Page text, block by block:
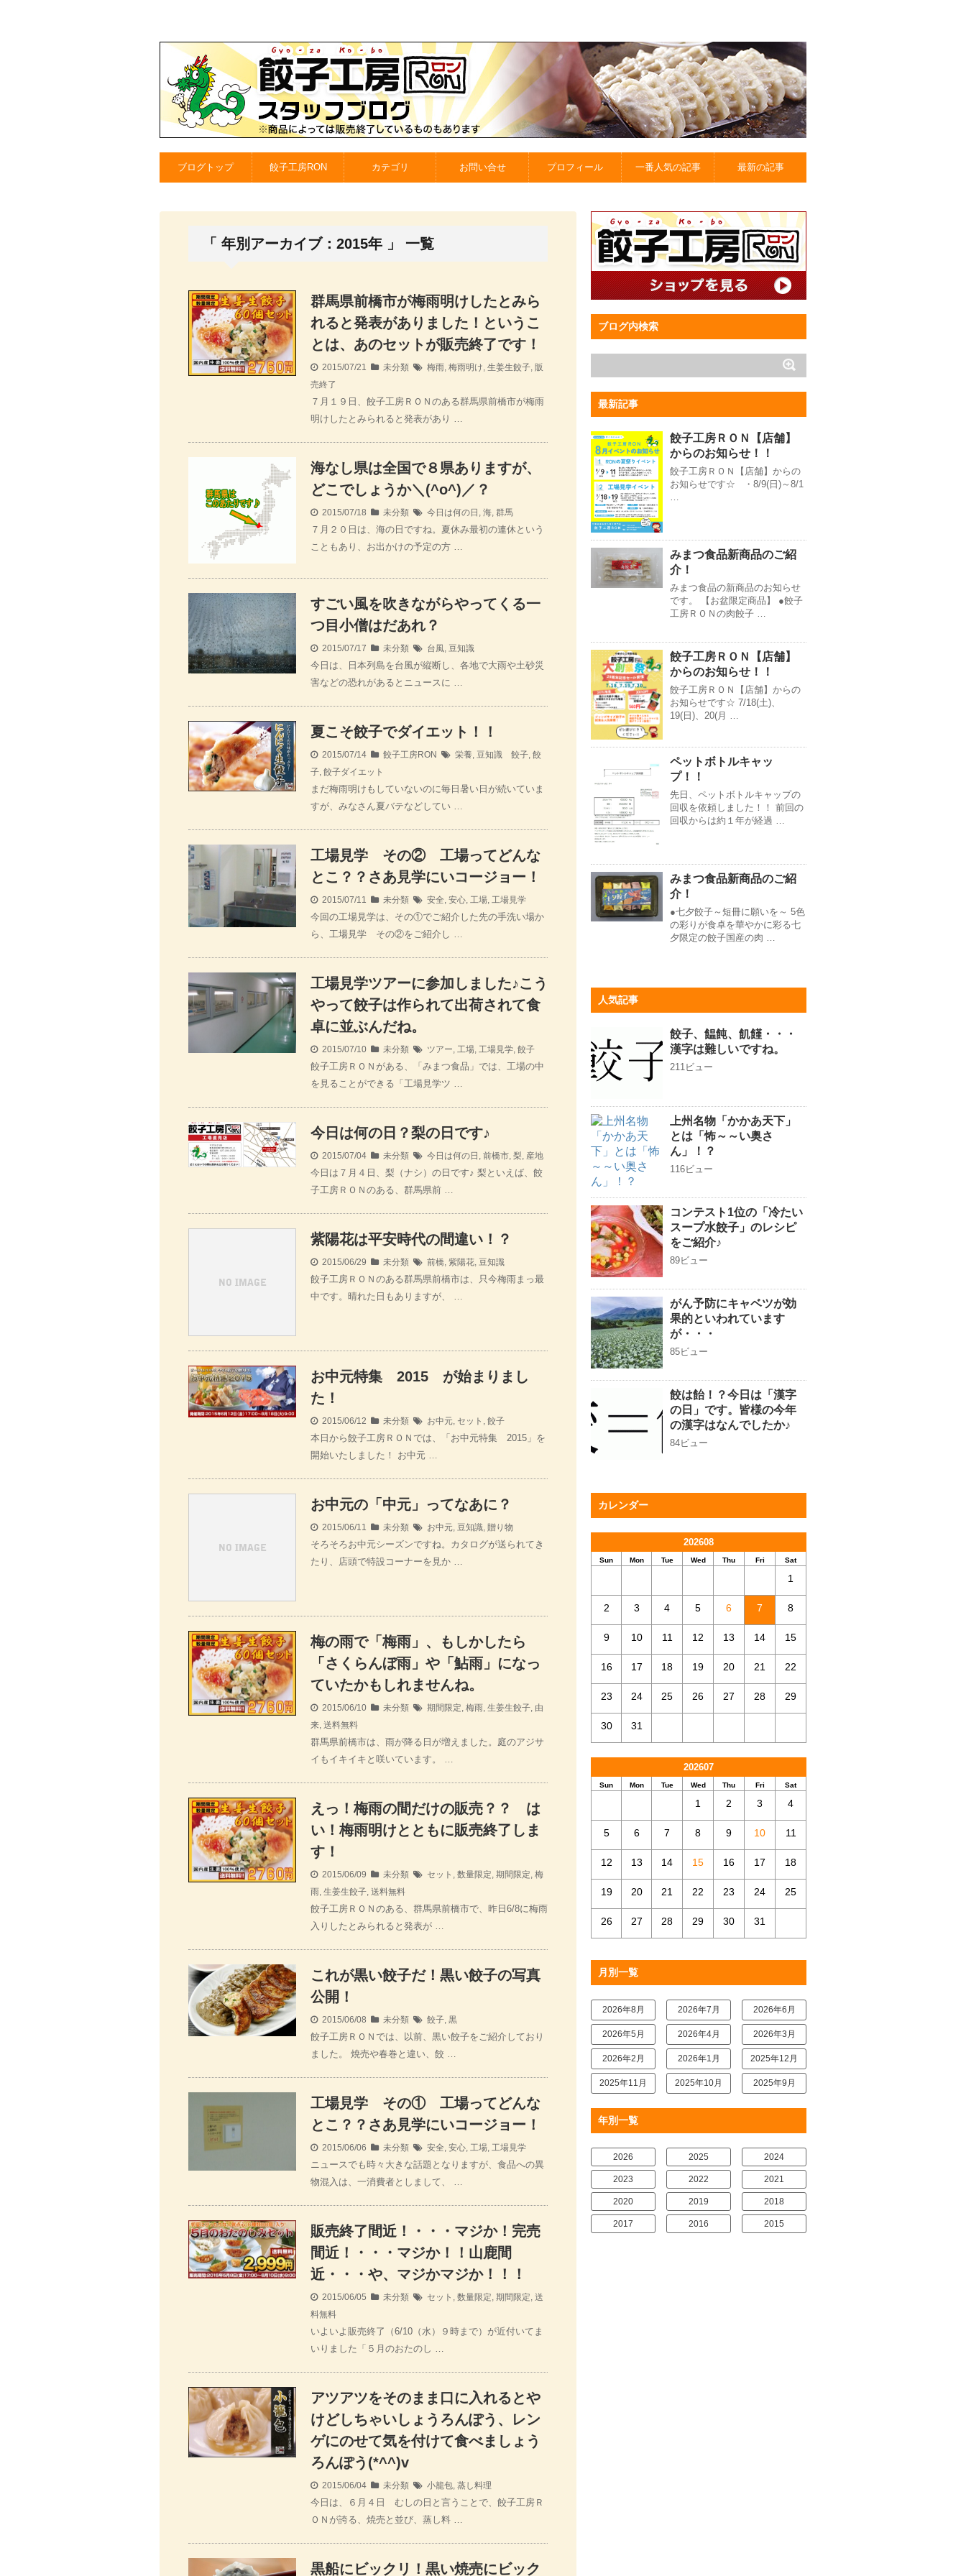
ブログトップ 餃子工房RON カテゴリ お問い合せ プロフィール 一番人気の記事 最新の記事
「 年別アーカイブ：2015年 」 一覧
群馬県前橋市が梅雨明けしたとみら
れると発表がありました！というこ
とは、あのセットが販売終了です！
2015/07/21 未分類 梅雨, 梅雨明け, 生姜生餃子, 販
売終了
７月１９日、餃子工房ＲＯＮのある群馬県前橋市が梅雨
明けしたとみられると発表があり …
海なし県は全国で８県ありますが、
どこでしょうか＼(^o^)／？
2015/07/18 未分類 今日は何の日 , 海, 群馬
７月２０日は、海の日ですね。夏休み最初の連休という
こともあり、お出かけの予定の方 …
すごい風を吹きながらやってくる一
つ目小僧はだあれ？
2015/07/17 未分類 台風 豆知識
今日は、日本列島を台風が縦断し、各地で大雨や土砂災
害などの恐れがあるとニュースに …
夏こそ餃子でダイエット！！
2015/07/14 餃子工房RON 栄養 豆知識 餃子 餃
子 餃子ダイエット
まだ梅雨明けもしていないのに毎日暑い日が続いていま
すが、みなさん夏バテなどしてい …
工場見学 その② 工場ってどんな
とこ？？さあ見学にいコージョー！
2015/07/11 未分類 安全 安心 工場 工場見学
今回の工場見学は、その①でご紹介した先の手洗い場か
ら、工場見学 その②をご紹介し …
工場見学ツアーに参加しました♪こう
やって餃子は作られて出荷されて食
卓に並ぶんだね。
2015/07/10 未分類 ツアー 工場 工場見学 餃子
餃子工房ＲＯＮがある、「みまつ食品」では、工場の中
を見ることができる「工場見学ツ …
今日は何の日？梨の日です♪
2015/07/04 未分類 今日は何の日 前橋市 梨 産地
今日は７月４日、梨（ナシ）の日です♪ 梨といえば、餃
子工房ＲＯＮのある、群馬県前 …
紫陽花は平安時代の間違い！？
2015/06/29 未分類 前橋 紫陽花 豆知識
餃子工房ＲＯＮのある群馬県前橋市は、只今梅雨まっ最
中です。晴れた日もありますが、 …
お中元特集 2015 が始まりまし
た！
2015/06/12 未分類 お中元 セット 餃子
本日から餃子工房ＲＯＮでは、「お中元特集 2015」を
開始いたしました！ お中元 …
お中元の「中元」ってなあに？
2015/06/11 未分類 お中元 豆知識 贈り物
そろそろお中元シーズンですね。カタログが送られてき
たり、店頭で特設コーナーを見か …
梅の雨で「梅雨」、もしかしたら
「さくらんぼ雨」や「鮎雨」になっ
ていたかもしれませんね。
2015/06/10 未分類 期間限定 梅雨 生姜生餃子 由
来 送料無料
群馬県前橋市は、雨が降る日が増えました。庭のアジサ
イもイキイキと咲いています。 …
えっ！梅雨の間だけの販売？？ は
い！梅雨明けとともに販売終了しま
す！
2015/06/09 未分類 セット 数量限定 期間限定 梅
雨 生姜生餃子 送料無料
餃子工房ＲＯＮのある、群馬県前橋市で、昨日6/8に梅雨
入りしたとみられると発表が …
これが黒い餃子だ！黒い餃子の写真
公開！
2015/06/08 未分類 餃子 黒
餃子工房ＲＯＮでは、以前、黒い餃子をご紹介しており
ました。 焼売や春巻と違い、餃 …
工場見学 その① 工場ってどんな
とこ？？さあ見学にいコージョー！
2015/06/06 未分類 安全 安心 工場 工場見学
ニュースでも時々大きな話題となりますが、食品への異
物混入は、一消費者としまして、 …
販売終了間近！・・・マジか！完売
間近！・・・マジか！！山鹿間
近・・・や、マジかマジか！！！
2015/06/05 未分類 セット 数量限定 期間限定 送
料無料
いよいよ販売終了（6/10（水）９時まで）が近付いてま
いりました「５月のおたのし …
アツアツをそのまま口に入れるとや
けどしちゃいしょうろんぽう、レン
ゲにのせて気を付けて食べましょう
ろんぽう(*^^)v
2015/06/04 未分類 小籠包 蒸し料理
今日は、６月４日 むしの日と言うことで、餃子工房Ｒ
ＯＮが誇る、焼売と並び、蒸し料 …
黒船にビックリ！黒い焼売にビック
ブログ内検索
最新記事
餃子工房ＲＯＮ【店舗】
からのお知らせ！！
餃子工房ＲＯＮ【店舗】からの
お知らせです☆ ・8/9(日)～8/1
…
みまつ食品新商品のご紹
介！
みまつ食品の新商品のお知らせ
です。 【お盆限定商品】 ●餃子
工房ＲＯＮの肉餃子 …
餃子工房ＲＯＮ【店舗】
からのお知らせ！！
餃子工房ＲＯＮ【店舗】からの
お知らせです☆ 7/18(土)、
19(日)、20(月 …
ペットボトルキャッ
プ！！
先日、ペットボトルキャップの
回収を依頼しました！！ 前回の
回収からは約１年が経過 …
みまつ食品新商品のご紹
介！
●七夕餃子～短冊に願いを～ 5色
の彩りが食卓を華やかに彩る七
夕限定の餃子国産の肉 …
人気記事
餃子、饂飩、飢饉・・・
漢字は難しいですね。
211ビュー
上州名物「かかあ天下」
とは「怖～～い奥さ
ん」！？
116ビュー
コンテスト1位の「冷たい
スープ水餃子」のレシピ
をご紹介♪
89ビュー
がん予防にキャベツが効
果的といわれています
が・・・
85ビュー
餃は飴！？今日は「漢字
の日」です。皆様の今年
の漢字はなんでしたか♪
84ビュー
カレンダー
202608
Sun Mon Tue Wed Thu Fri Sat
1
2 3 4 5 6 7 8
9 10 11 12 13 14 15
16 17 18 19 20 21 22
23 24 25 26 27 28 29
30 31
202607
Sun Mon Tue Wed Thu Fri Sat
1 2 3 4
5 6 7 8 9 10 11
12 13 14 15 16 17 18
19 20 21 22 23 24 25
26 27 28 29 30 31
月別一覧
2026年8月 2026年7月 2026年6月
2026年5月 2026年4月 2026年3月
2026年2月 2026年1月 2025年12月
2025年11月 2025年10月 2025年9月
年別一覧
2026 2025 2024
2023 2022 2021
2020 2019 2018
2017 2016 2015